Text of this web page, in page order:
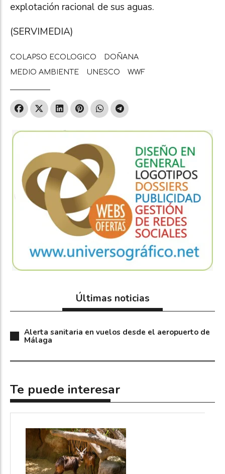
explotación racional de sus aguas.
(SERVIMEDIA)
COLAPSO ECOLOGICO
DOÑANA
MEDIO AMBIENTE
UNESCO WWF
Últimas noticias
Alerta sanitaria en vuelos desde el aeropuerto de
Málaga
Te puede interesar